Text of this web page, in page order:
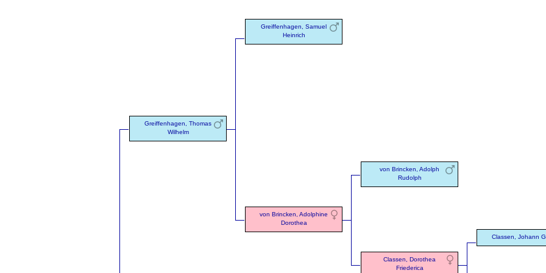
Greiffenhagen, Thomas
Wilhelm
Greiffenhagen, Samuel
Heinrich
von Brincken, Adolphine
Dorothea
von Brincken, Adolph
Rudolph
Classen, Dorothea
Friederica
Classen, Johann